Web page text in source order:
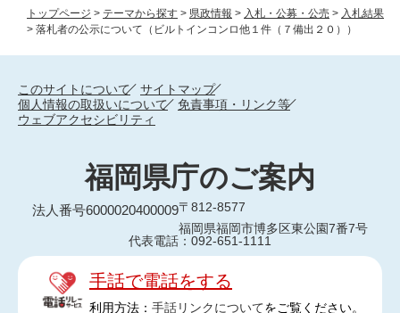
トップページ > テーマから探す > 県政情報 > 入札・公募・公売 > 入札結果
> 落札者の公示について（ビルトインコンロ他１件（７備出２０））
このサイトについて
サイトマップ
個人情報の取扱いについて
免責事項・リンク等
ウェブアクセシビリティ
福岡県庁のご案内
法人番号6000020400009〒812-8577
福岡県福岡市博多区東公園7番7号
代表電話：092-651-1111
手話で電話をする
利用方法： 手話リンクについてをご覧ください。